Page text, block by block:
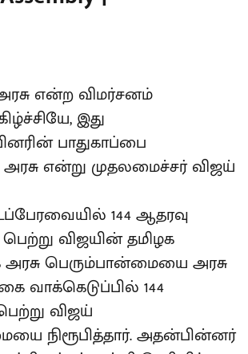
என்ற விமர்சனம்
இது
பாதுகாப்பை
என்று முதலமைச்சர் விஜய்
144 ஆதரவு
விஜயின் தமிழக
பெரும்பான்மையை அரசு
வாக்கெடுப்பில் 144
விஜய்
நிரூபித்தார். அதன்பின்னர்